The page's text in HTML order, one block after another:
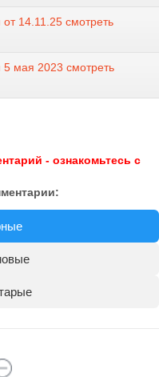
14.11.25 смотреть
мая 2023 смотреть
- ознакомьтесь с